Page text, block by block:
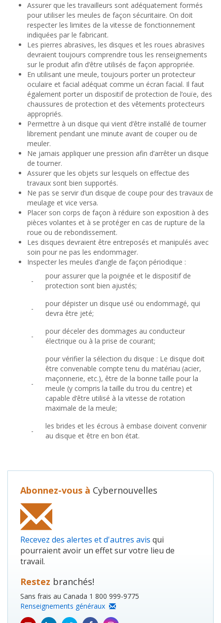
Assurer que les travailleurs sont adéquatement formés
pour utiliser les meules de façon sécuritaire. On doit
respecter les limites de la vitesse de fonctionnement
indiquées par le fabricant.
Les pierres abrasives, les disques et les roues abrasives
devraient toujours comprendre tous les renseignements
sur le produit afin d’être utilisés de façon appropriée.
En utilisant une meule, toujours porter un protecteur
oculaire et facial adéquat comme un écran facial. Il faut
également porter un dispositif de protection de l’ouïe, des
chaussures de protection et des vêtements protecteurs
appropriés.
Permettre à un disque qui vient d’être installé de tourner
librement pendant une minute avant de couper ou de
meuler.
Ne jamais appliquer une pression afin d’arrêter un disque
de tourner.
Assurer que les objets sur lesquels on effectue des
travaux sont bien supportés.
Ne pas se servir d’un disque de coupe pour des travaux de
meulage et vice versa.
Placer son corps de façon à réduire son exposition à des
pièces volantes et à se protéger en cas de rupture de la
roue ou de rebondissement.
Les disques devraient être entreposés et manipulés avec
soin pour ne pas les endommager.
Inspecter les meules d’angle de façon périodique :
-
pour assurer que la poignée et le dispositif de
protection sont bien ajustés;
-
pour dépister un disque usé ou endommagé, qui
devra être jeté;
-
pour déceler des dommages au conducteur
électrique ou à la prise de courant;
-
pour vérifier la sélection du disque : Le disque doit
être convenable compte tenu du matériau (acier,
maçonnerie, etc.), être de la bonne taille pour la
meule (y compris la taille du trou du centre) et
capable d’être utilisé à la vitesse de rotation
maximale de la meule;
-
les brides et les écrous à embase doivent convenir
au disque et être en bon état.
Abonnez-vous à Cybernouvelles
Recevez des alertes et d'autres avis qui
pourraient avoir un effet sur votre lieu de
travail.
Restez branchés!
Sans frais au Canada 1 800 999-9775
Renseignements généraux